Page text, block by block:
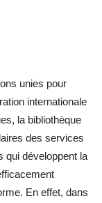
unies pour
internationale
la bibliothèque
des services
qui développent la
En effet, dans